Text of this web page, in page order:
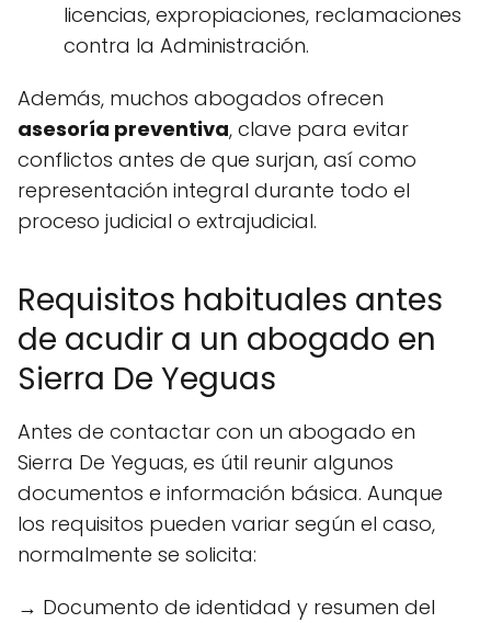
licencias, expropiaciones, reclamaciones
contra la Administración.
Además, muchos abogados ofrecen
asesoría preventiva, clave para evitar
conflictos antes de que surjan, así como
representación integral durante todo el
proceso judicial o extrajudicial.
Requisitos habituales antes
de acudir a un abogado en
Sierra De Yeguas
Antes de contactar con un abogado en
Sierra De Yeguas, es útil reunir algunos
documentos e información básica. Aunque
los requisitos pueden variar según el caso,
normalmente se solicita:
→ Documento de identidad y resumen del